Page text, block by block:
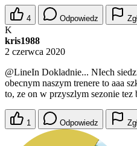
4 Odpowiedz
K
kris1988
2 czerwca 2020
@LineIn Dokladnie... NIech
obecnym naszym trenere to aaa
to, ze on w przyszlym sezonie tez
1 Odpowiedz